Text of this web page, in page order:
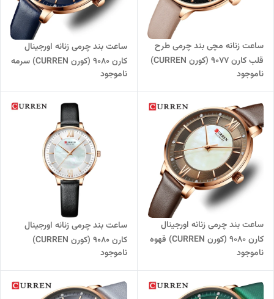
ساعت زنانه مچی بند چرمی طرح
قلب کارن 9077 (کورن CURREN)
نسکافه ای-مشکی
ناموجود
ساعت بند چرمی زنانه اورجینال
کارن 9080 (کورن CURREN) سرمه
ای
ناموجود
ساعت بند چرمی زنانه اورجینال
کارن 9080 (کورن CURREN) قهوه
ای
ناموجود
ساعت بند چرمی زنانه اورجینال
کارن 9080 (کورن CURREN)
مشکی-سفید
ناموجود